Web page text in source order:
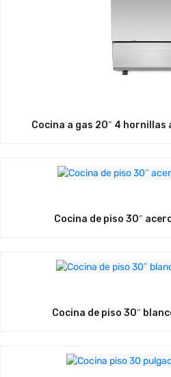
Cocina a gas 20″ 4 hornillas
Cocina de piso 30″
Cocina de piso 30″